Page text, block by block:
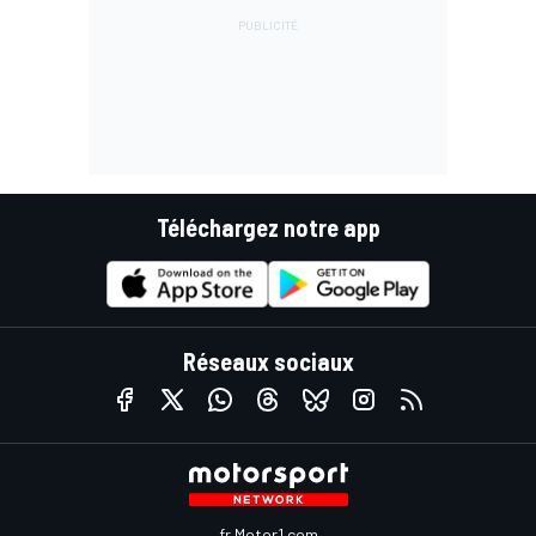
Téléchargez notre app
Réseaux sociaux